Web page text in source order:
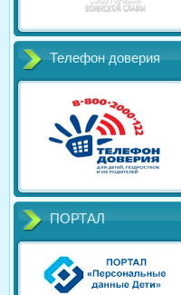
Телефон доверия
ПОРТАЛ